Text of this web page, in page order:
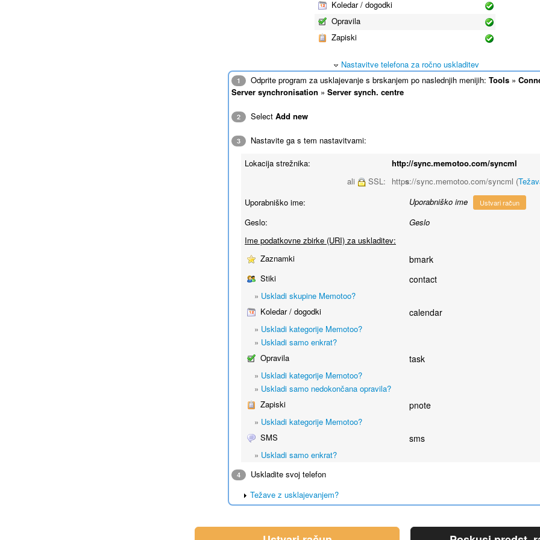
Koledar / dogodki
Opravila
Zapiski
Nastavitve telefona za ročno uskladitev
1 Odprite program za usklajevanje s brskanjem po naslednjih menijih: Tools »
Server synchronisation » Server synch. centre
2 Select Add new
3
Nastavite ga s tem nastavitvami:
Lokacija strežnika:
http://sync.memotoo.com/syncml
ali
SSL: https://sync.memotoo.com/syncml (
Uporabniško ime:
Uporabniško ime Ustvari račun
Geslo:
Geslo
Ime podatkovne zbirke (URI) za uskladitev:
Zaznamki
bmark
Stiki contact
» Uskladi skupine Memotoo?
Koledar / dogodki
calendar
» Uskladi kategorije Memotoo?
» Uskladi samo enkrat?
Opravila
task
» Uskladi kategorije Memotoo?
» Uskladi samo nedokončana opravila?
Zapiski
pnote
» Uskladi kategorije Memotoo?
SMS
sms
» Uskladi samo enkrat?
4
Uskladite svoj telefon
Težave z usklajevanjem?